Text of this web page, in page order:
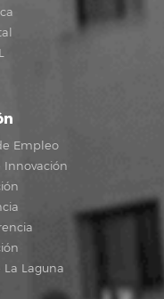
Empleo
Innovación
Laguna